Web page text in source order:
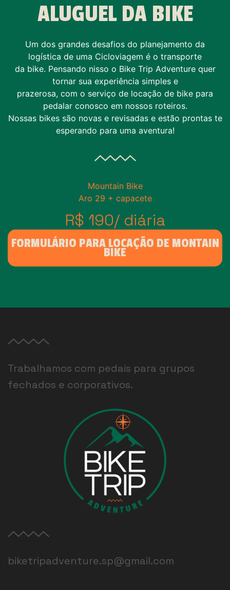
ALUGUEL DA BIKE
Um dos grandes desafios do planejamento da
logística de uma Cicloviagem é o transporte
da bike. Pensando nisso o Bike Trip Adventure quer
tornar sua experiência simples e
prazerosa, com o serviço de locação de bike para
pedalar conosco em nossos roteiros.
Nossas bikes são novas e revisadas e estão prontas te
esperando para uma aventura!
Mountain Bike
Aro 29 + capacete
R$ 190/ diária
FORMULÁRIO PARA LOCAÇÃO DE MONTAIN
BIKE
Trabalhamos com pedais para grupos
fechados e corporativos.
biketripadventure.sp@gmail.com